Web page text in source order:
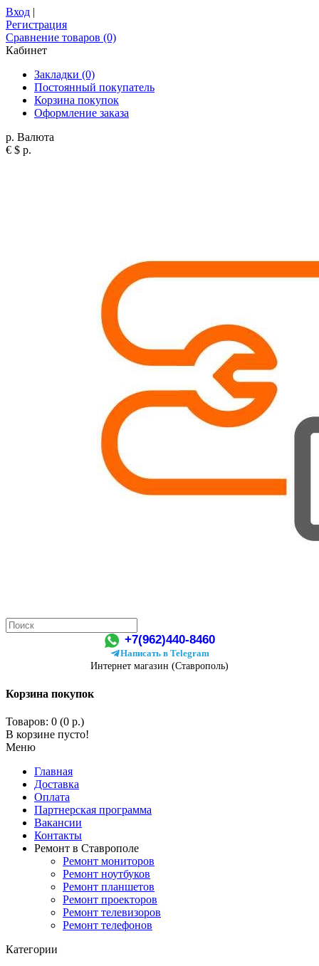
Вход |
Регистрация
Сравнение товаров (0)
Кабинет
Закладки (0)
Постоянный покупатель
Корзина покупок
Оформление заказа
р. Валюта
€ $ р.
+7(962)440-8460
Написать в Telegram
Интернет магазин (Ставрополь)
Корзина покупок
Товаров: 0 (0 р.)
В корзине пусто!
Меню
Главная
Доставка
Оплата
Партнерская программа
Вакансии
Контакты
Ремонт в Ставрополе
Ремонт мониторов
Ремонт ноутбуков
Ремонт планшетов
Ремонт проекторов
Ремонт телевизоров
Ремонт телефонов
Категории